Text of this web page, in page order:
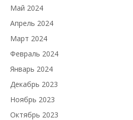
Май 2024
Апрель 2024
Март 2024
Февраль 2024
Январь 2024
Декабрь 2023
Ноябрь 2023
Октябрь 2023